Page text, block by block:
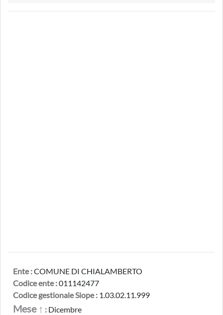
Ente :COMUNE DI CHIALAMBERTO
Codice ente :011142477
Codice gestionale Siope : 1.03.02.11.999
Mese ↑ : Dicembre